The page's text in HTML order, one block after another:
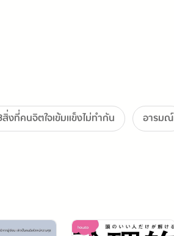
สิ่งที่คนจิตใจเข้มแข็งไม่ทำกัน อารมณ์